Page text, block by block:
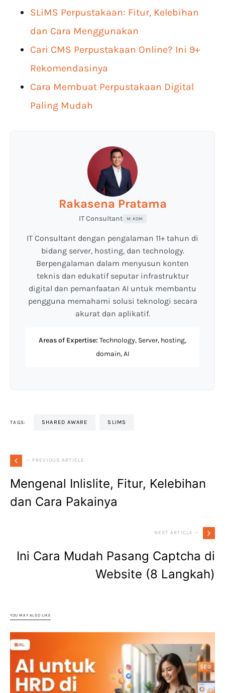
SLiMS Perpustakaan: Fitur, Kelebihan
dan Cara Menggunakan
Cari CMS Perpustakaan Online? Ini 9+
Rekomendasinya
Cara Membuat Perpustakaan Digital
Paling Mudah
Rakasena Pratama
IT Consultant M. KOM
IT Consultant dengan pengalaman 11+ tahun di
bidang server, hosting, dan technology.
Berpengalaman dalam menyusun konten
teknis dan edukatif seputar infrastruktur
digital dan pemanfaatan AI untuk membantu
pengguna memahami solusi teknologi secara
akurat dan aplikatif.
Areas of Expertise: Technology, Server, hosting,
domain, AI
TAGS: SHARED AWARE SLIMS
— PREVIOUS ARTICLE
Mengenal Inlislite, Fitur, Kelebihan
dan Cara Pakainya
NEXT ARTICLE —
Ini Cara Mudah Pasang Captcha di
Website (8 Langkah)
YOU MAY ALSO LIKE